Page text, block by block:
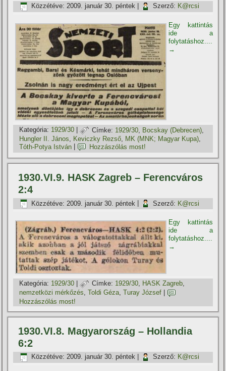
Közzétéve: 2009. január 30. péntek Szerző: K@rcsi
Egy kattintás
ide a
folytatáshoz....
→
Kategória: 1929/30 | Címke: 1929/30 Bocskay (Debrecen)
Hungler II. János, Keviczky Rezső, MK (MNK; Magyar Kupa),
Tóth-Potya István
Hozzászólás most!
1930.VI.9. HASK Zagreb – Ferencváros
2:4
Közzétéve: 2009. január 30. péntek Szerző: K@rcsi
Egy kattintás
ide a
folytatáshoz....
→
Kategória: 1929/30 | Címke: 1929/30, HASK Zagreb,
nemzetközi mérkőzés,Toldi Géza,Turay József
Hozzászólás most!
1930.VI.8. Magyarország – Hollandia
6:2
Közzétéve: 2009. január 30. péntek Szerző: K@rcsi